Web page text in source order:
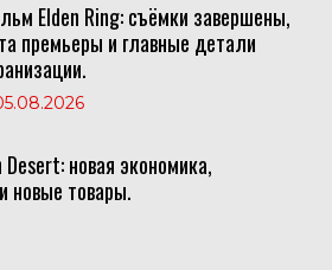
Elden Ring: съёмки завершены,
премьеры и главные детали
новая экономика,
новые товары.